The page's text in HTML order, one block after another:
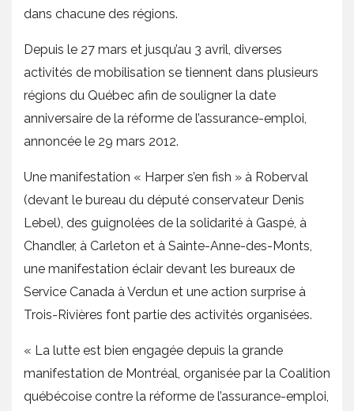
dans chacune des régions.
Depuis le 27 mars et jusqu’au 3 avril, diverses
activités de mobilisation se tiennent dans plusieurs
régions du Québec afin de souligner la date
anniversaire de la réforme de l’assurance-emploi,
annoncée le 29 mars 2012.
Une manifestation « Harper s’en fish » à Roberval
(devant le bureau du député conservateur Denis
Lebel), des guignolées de la solidarité à Gaspé, à
Chandler, à Carleton et à Sainte-Anne-des-Monts,
une manifestation éclair devant les bureaux de
Service Canada à Verdun et une action surprise à
Trois-Rivières font partie des activités organisées.
« La lutte est bien engagée depuis la grande
manifestation de Montréal, organisée par la Coalition
québécoise contre la réforme de l’assurance-emploi,